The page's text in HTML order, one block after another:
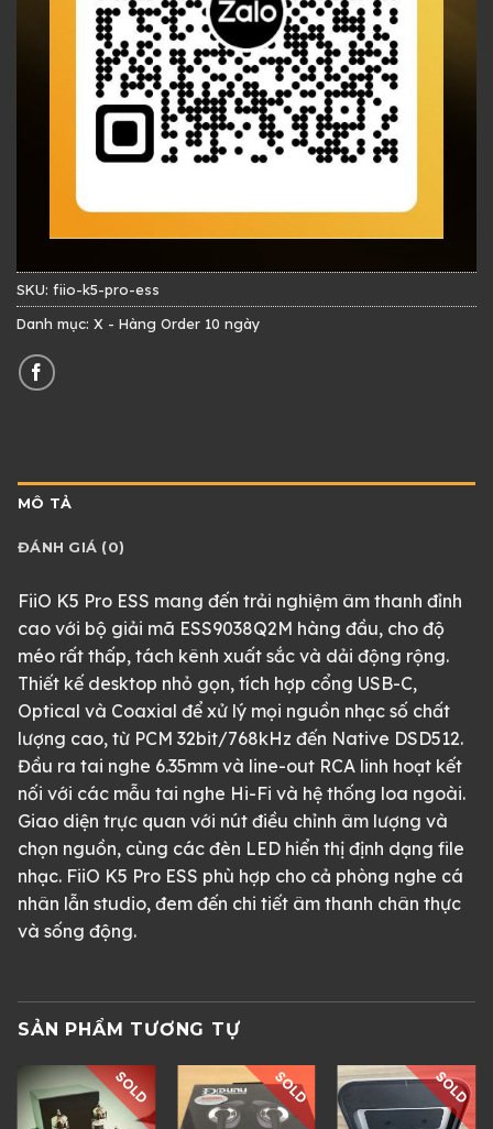
SKU: fiio-k5-pro-ess
Danh mục: X - Hàng Order 10 ngày
MÔ TẢ
ĐÁNH GIÁ (0)
FiiO K5 Pro ESS mang đến trải nghiệm âm thanh đỉnh
cao với bộ giải mã ESS9038Q2M hàng đầu, cho độ
méo rất thấp, tách kênh xuất sắc và dải động rộng.
Thiết kế desktop nhỏ gọn, tích hợp cổng USB-C,
Optical và Coaxial để xử lý mọi nguồn nhạc số chất
lượng cao, từ PCM 32bit/768kHz đến Native DSD512.
Đầu ra tai nghe 6.35mm và line-out RCA linh hoạt kết
nối với các mẫu tai nghe Hi-Fi và hệ thống loa ngoài.
Giao diện trực quan với nút điều chỉnh âm lượng và
chọn nguồn, cùng các đèn LED hiển thị định dạng file
nhạc. FiiO K5 Pro ESS phù hợp cho cả phòng nghe cá
nhân lẫn studio, đem đến chi tiết âm thanh chân thực
và sống động.
SẢN PHẨM TƯƠNG TỰ
SOLD SOLD SOLD